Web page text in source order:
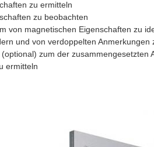
zu ermitteln
zu beobachten
von magnetischen Eigenschaften zu
und von verdoppelten Anmerkungen
zum der zusammengesetzten
ermitteln